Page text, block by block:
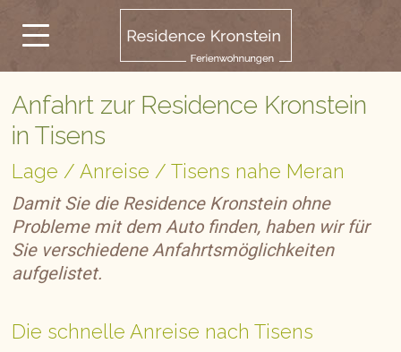
Anfahrt zur Residence Kronstein
in Tisens
Lage / Anreise / Tisens nahe Meran
Damit Sie die Residence Kronstein ohne
Probleme mit dem Auto finden, haben wir für
Sie verschiedene Anfahrtsmöglichkeiten
aufgelistet.
Die schnelle Anreise nach Tisens